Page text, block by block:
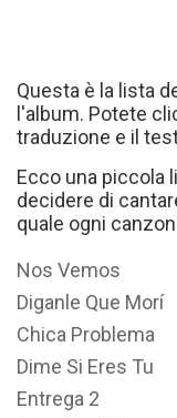
Questa è la lista
l'album. Potete
traduzione e il
Ecco una piccola
decidere di
quale ogni
Nos Vemos
Diganle Que Morí
Chica Problema
Dime Si Eres Tu
Entrega 2